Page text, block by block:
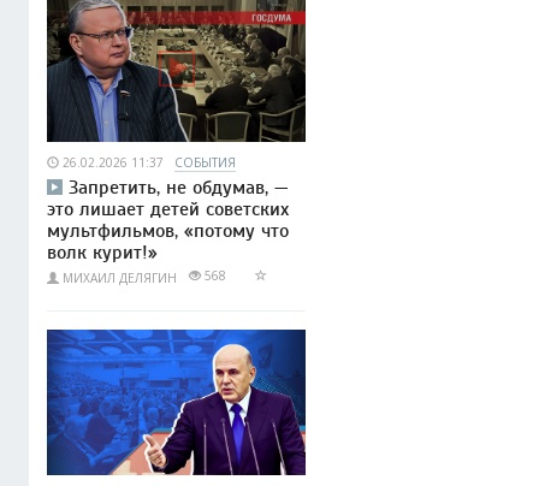
26.02.2026 11:37 СОБЫТИЯ
Запретить, не обдумав, —
это лишает детей советских
мультфильмов, «потому что
волк курит!»
МИХАИЛ ДЕЛЯГИН 568